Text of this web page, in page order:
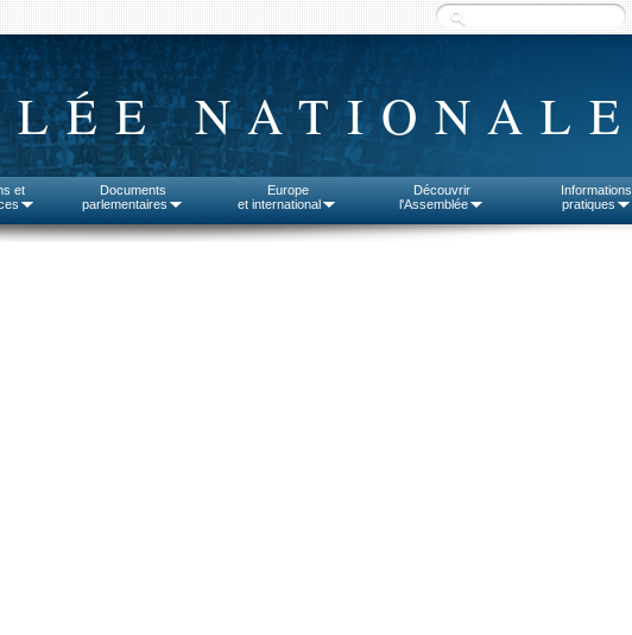
NATIONALE
et
Documents
parlementaires
Europe
et international
Découvrir
l'Assemblée
Informations
pratiques